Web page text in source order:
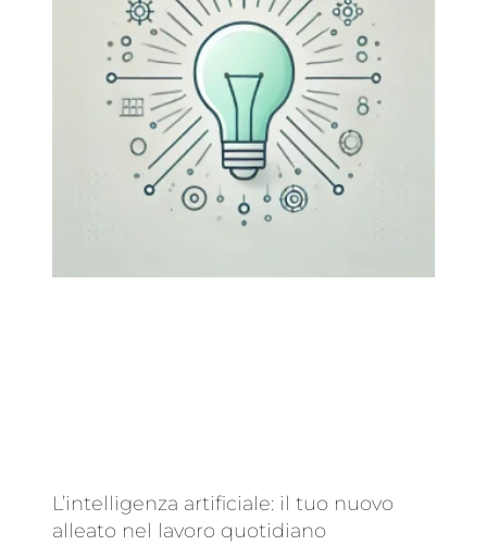
L’intelligenza artificiale: il tuo nuovo
alleato nel lavoro quotidiano